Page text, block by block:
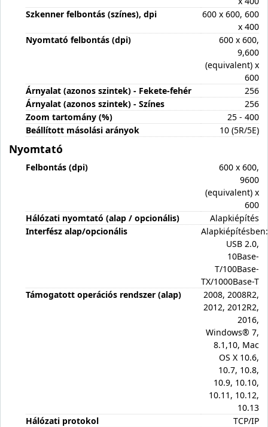
Szkenner felbontás (színes), dpi
600 x 600, 600
x 400
Nyomtató felbontás (dpi)
600 x 600,
9,600
(equivalent) x
600
Árnyalat (azonos szintek) - Fekete-fehér
256
Árnyalat (azonos szintek) - Színes
256
Zoom tartomány (%)
25 - 400
Beállított másolási arányok
10 (5R/5E)
Nyomtató
Felbontás (dpi)
600 x 600,
9600
(equivalent) x
600
Hálózati nyomtató (alap / opcionális)
Alapkiépítés
Interfész alap/opcionális
Alapkiépítésben:
USB 2.0,
10Base-
T/100Base-
TX/1000Base-T
Támogatott operációs rendszer (alap)
2008, 2008R2,
2012, 2012R2,
2016,
Windows® 7,
8.1,10, Mac
OS X 10.6,
10.7, 10.8,
10.9, 10.10,
10.11, 10.12,
10.13
Hálózati protokol
TCP/IP